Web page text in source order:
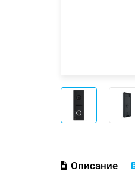
Описание